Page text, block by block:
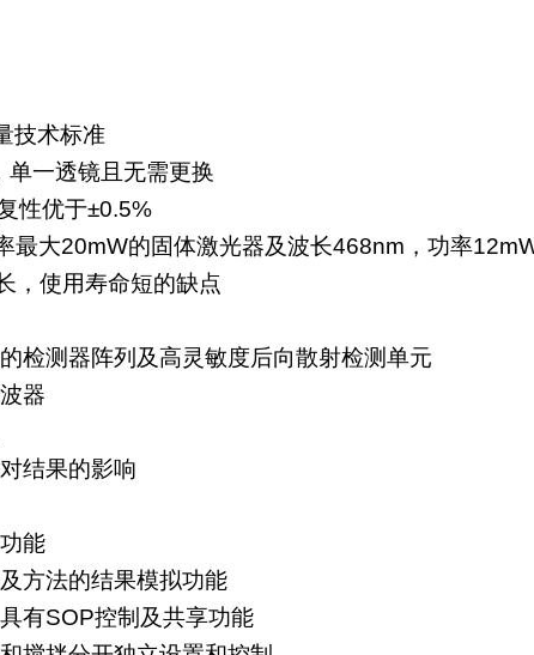
技术标准
一透镜且无需更换
性优于±0.5%
大20mW的固体激光器及波长468nm，功率
，使用寿命短的缺点
检测器阵列及高灵敏度后向散射检测单元
器
结果的影响
能
方法的结果模拟功能
有SOP控制及共享功能